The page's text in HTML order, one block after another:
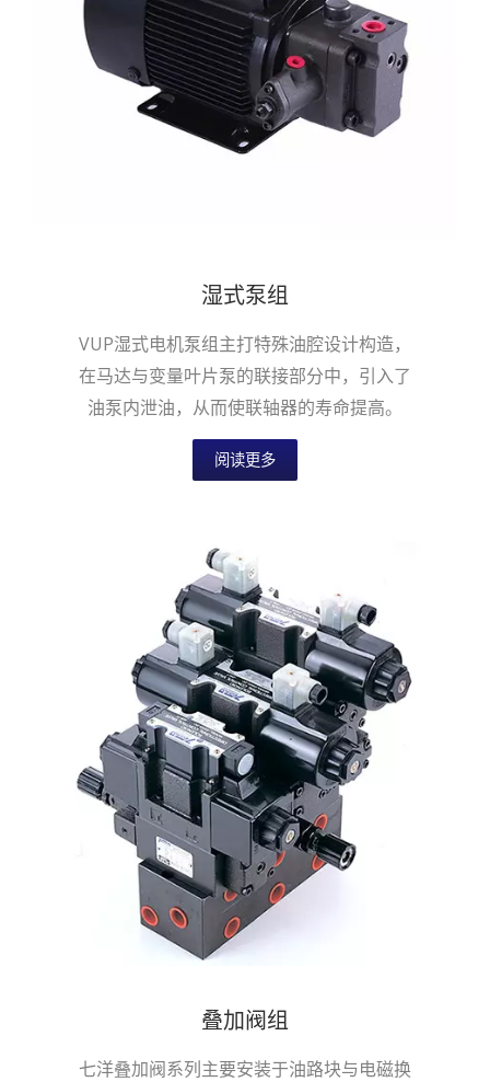
湿式泵组
VUP湿式电机泵组主打特殊油腔设计构造，
在马达与变量叶片泵的联接部分中，引入了
油泵内泄油，从而使联轴器的寿命提高。
阅读更多
叠加阀组
七洋叠加阀系列主要安装于油路块与电磁换